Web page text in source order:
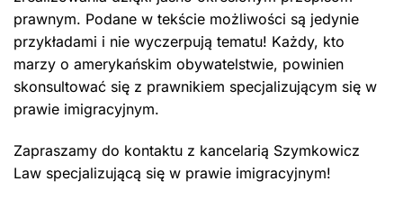
prawnym. Podane w tekście możliwości są jedynie
przykładami i nie wyczerpują tematu! Każdy, kto
marzy o amerykańskim obywatelstwie, powinien
skonsultować się z prawnikiem specjalizującym się w
prawie imigracyjnym.
Zapraszamy do kontaktu z kancelarią Szymkowicz
Law specjalizującą się w prawie imigracyjnym!